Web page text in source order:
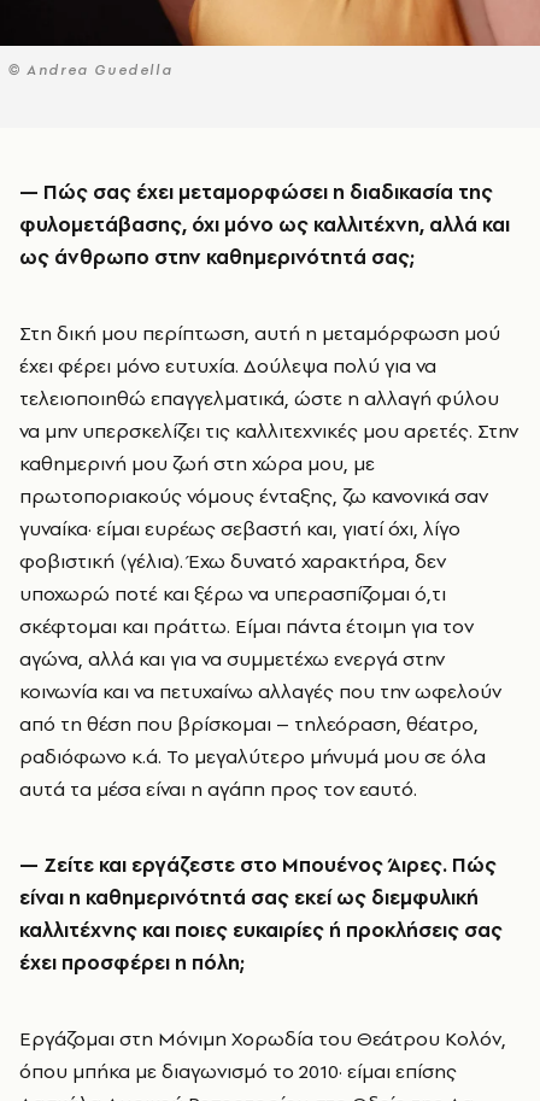
© Andrea Guedella
— Πώς σας έχει μεταμορφώσει η διαδικασία της
φυλομετάβασης, όχι μόνο ως καλλιτέχνη, αλλά και
ως άνθρωπο στην καθημερινότητά σας;
Στη δική μου περίπτωση, αυτή η μεταμόρφωση μού
έχει φέρει μόνο ευτυχία. Δούλεψα πολύ για να
τελειοποιηθώ επαγγελματικά, ώστε η αλλαγή φύλου
να μην υπερσκελίζει τις καλλιτεχνικές μου αρετές. Στην
καθημερινή μου ζωή στη χώρα μου, με
πρωτοποριακούς νόμους ένταξης, ζω κανονικά σαν
γυναίκα· είμαι ευρέως σεβαστή και, γιατί όχι, λίγο
φοβιστική (γέλια). Έχω δυνατό χαρακτήρα, δεν
υποχωρώ ποτέ και ξέρω να υπερασπίζομαι ό,τι
σκέφτομαι και πράττω. Είμαι πάντα έτοιμη για τον
αγώνα, αλλά και για να συμμετέχω ενεργά στην
κοινωνία και να πετυχαίνω αλλαγές που την ωφελούν
από τη θέση που βρίσκομαι – τηλεόραση, θέατρο,
ραδιόφωνο κ.ά. Το μεγαλύτερο μήνυμά μου σε όλα
αυτά τα μέσα είναι η αγάπη προς τον εαυτό.
— Ζείτε και εργάζεστε στο Μπουένος Άιρες. Πώς
είναι η καθημερινότητά σας εκεί ως διεμφυλική
καλλιτέχνης και ποιες ευκαιρίες ή προκλήσεις σας
έχει προσφέρει η πόλη;
Εργάζομαι στη Μόνιμη Χορωδία του Θεάτρου Κολόν,
όπου μπήκα με διαγωνισμό το 2010· είμαι επίσης